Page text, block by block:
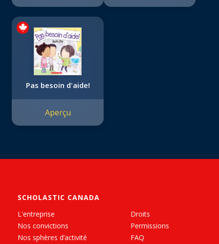
Pas besoin d'aide!
Aperçu
SCHOLASTIC CANADA
L'entreprise
Nos convictions
Nos sphères d’activité
Droits
Permissions
FAQ